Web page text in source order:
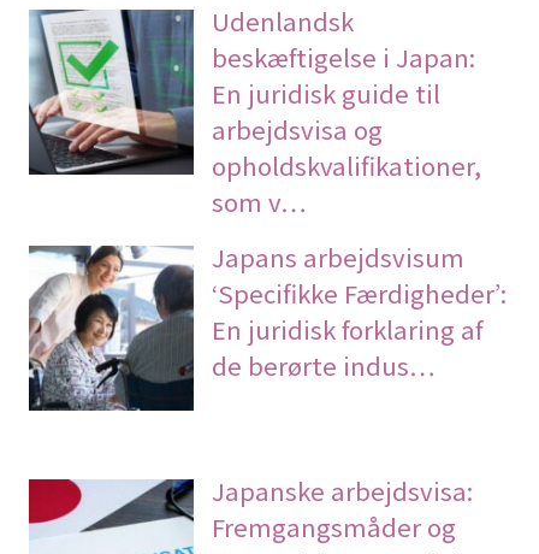
Udenlandsk
beskæftigelse i Japan:
En juridisk guide til
arbejdsvisa og
opholdskvalifikationer,
som v…
Japans arbejdsvisum
‘Specifikke Færdigheder’:
En juridisk forklaring af
de berørte indus…
Japanske arbejdsvisa:
Fremgangsmåder og